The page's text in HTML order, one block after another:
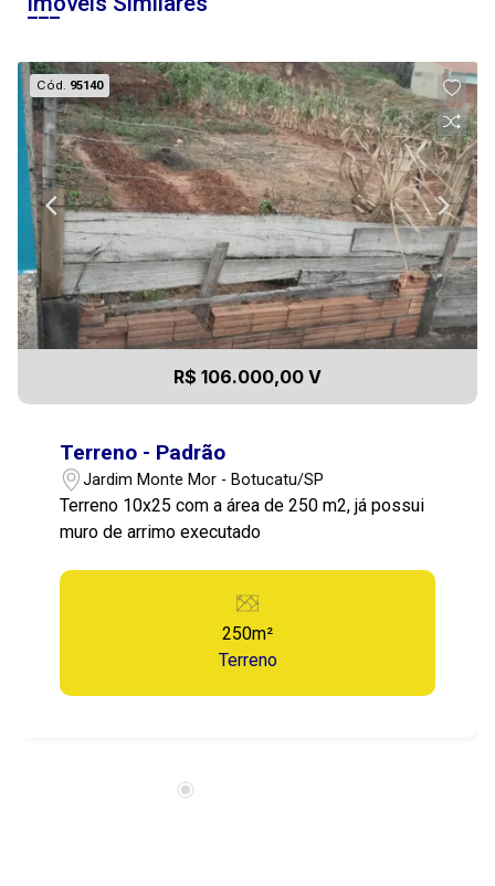
Cód. 95140
R$ 106.000,00 V
Terreno - Padrão
Jardim Monte Mor - Botucatu/SP
Terreno 10x25 com a área de 250 m2, já possui
muro de arrimo executado
250m²
Terreno